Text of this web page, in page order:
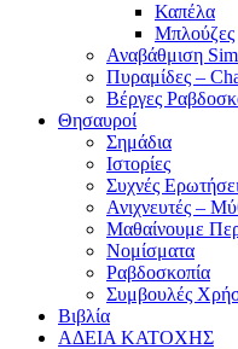
Καπέλα
Μπλούζες
Αναβάθμιση
Πυραμίδες –
Βέργες
Θησαυροί
Σημάδια
Ιστορίες
Συχνές
Ανιχνευτές –
Μαθαίνουμε
Νομίσματα
Ραβδοσκοπία
Συμβουλές
Βιβλία
ΑΔΕΙΑ ΚΑΤΟΧΗΣ